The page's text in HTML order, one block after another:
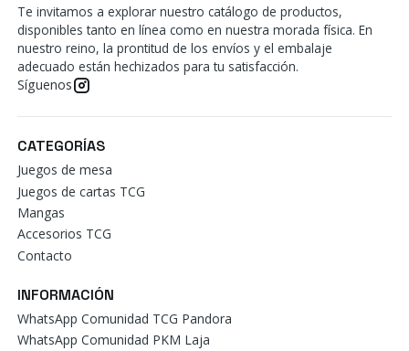
Te invitamos a explorar nuestro catálogo de productos,
disponibles tanto en línea como en nuestra morada física. En
nuestro reino, la prontitud de los envíos y el embalaje
adecuado están hechizados para tu satisfacción.
Síguenos
CATEGORÍAS
Juegos de mesa
Juegos de cartas TCG
Mangas
Accesorios TCG
Contacto
INFORMACIÓN
WhatsApp Comunidad TCG Pandora
WhatsApp Comunidad PKM Laja